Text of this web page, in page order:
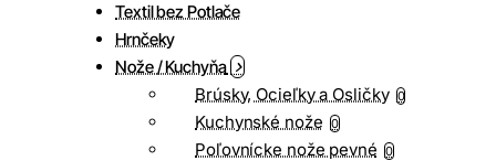
Textil bez Potlače
Hrnčeky
Nože / Kuchyňa
Brúsky, Ocieľky a Osličky 0
Kuchynské nože 0
Poľovnícke nože pevné 0